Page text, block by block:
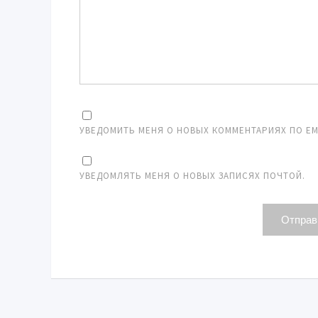
УВЕДОМИТЬ МЕНЯ О НОВЫХ КОММЕНТАРИЯХ ПО
УВЕДОМЛЯТЬ МЕНЯ О НОВЫХ ЗАПИСЯХ ПОЧТОЙ.